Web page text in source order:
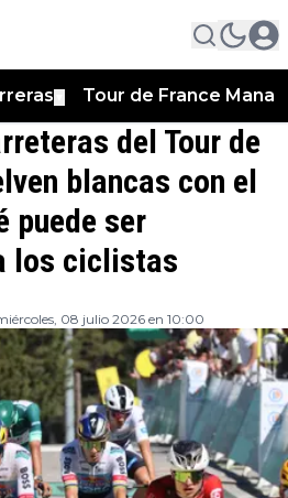
Tour de France
del Tour de
blancas con el
puede ser
los ciclistas
08 julio 2026 en 10:00